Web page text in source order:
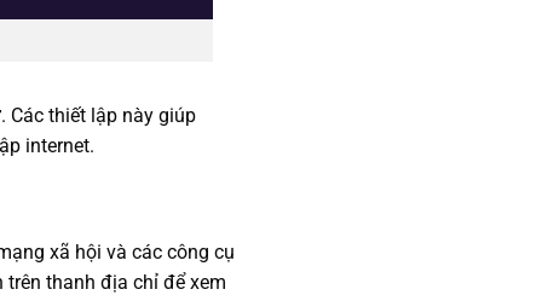
thiết lập này giúp
internet.
xã hội và các công cụ
thanh địa chỉ để xem